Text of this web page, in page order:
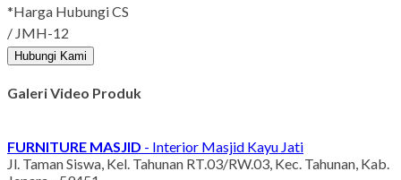
*Harga Hubungi CS
/ JMH-12
Hubungi Kami
Galeri Video Produk
FURNITURE MASJID - Interior Masjid Kayu Jati
Jl. Taman Siswa, Kel. Tahunan RT.03/RW.03, Kec. Tahunan, Kab.